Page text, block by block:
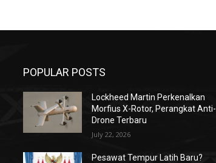
POPULAR POSTS
Lockheed Martin Perkenalkan
Morfius X-Rotor, Perangkat Anti-
Drone Terbaru
July 22, 2026
Pesawat Tempur Latih Baru?